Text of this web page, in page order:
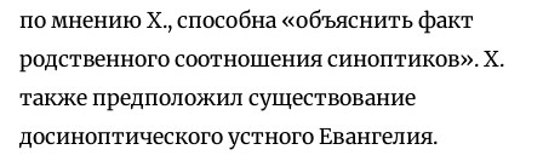
по мнению Х., способна «объяснить факт
родственного соотношения синоптиков». Х.
также предположил существование
досиноптического устного Евангелия.